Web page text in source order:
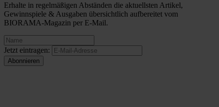
Erhalte in regelmäßigen Abständen die aktuellsten Artikel,
Gewinnspiele & Ausgaben übersichtlich aufbereitet vom
BIORAMA-Magazin per E-Mail.
Jetzt eintragen: